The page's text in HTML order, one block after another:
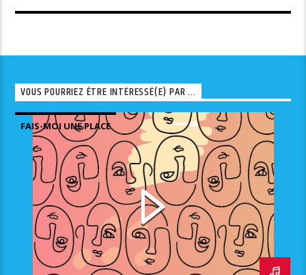
VOUS POURRIEZ ÊTRE INTÉRESSÉ(E) PAR ...
FAIS-MOI UNE PLACE